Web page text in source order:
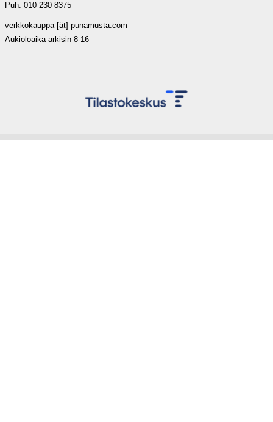
Puh. 010 230 8375
verkkokauppa [ät] punamusta.com
Aukioloaika arkisin 8-16